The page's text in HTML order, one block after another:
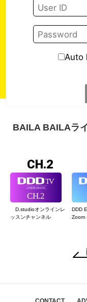
BAILA BAILAラ
CH.2
D.studioオンラインレ
ッスンチャンネル
DDD
Zoom